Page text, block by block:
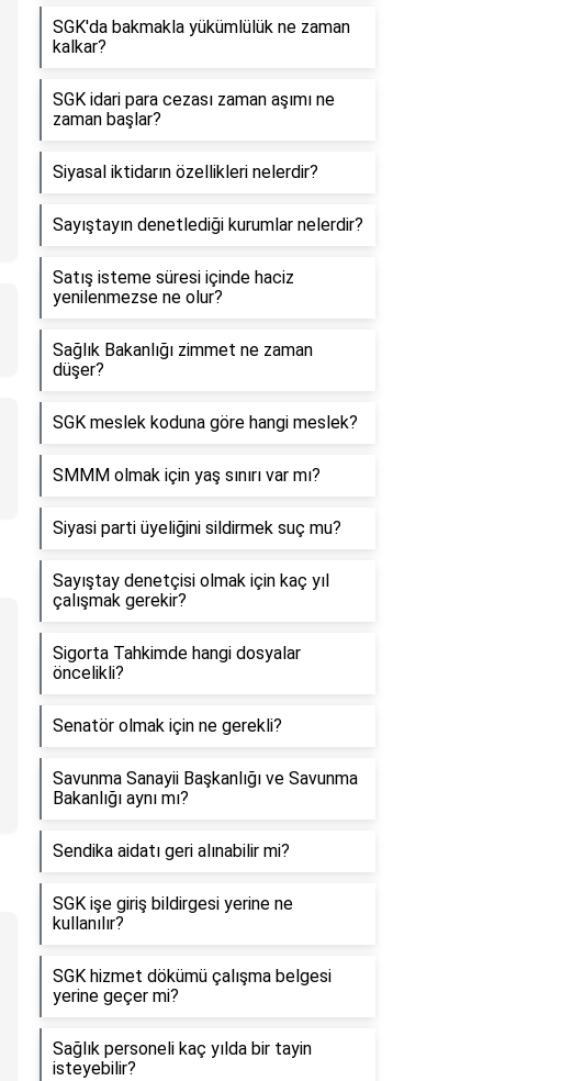
SGK'da bakmakla yükümlülük ne zaman
kalkar?
SGK idari para cezası zaman aşımı ne
zaman başlar?
Siyasal iktidarın özellikleri nelerdir?
Sayıştayın denetlediği kurumlar nelerdir?
Satış isteme süresi içinde haciz
yenilenmezse ne olur?
Sağlık Bakanlığı zimmet ne zaman
düşer?
SGK meslek koduna göre hangi meslek?
SMMM olmak için yaş sınırı var mı?
Siyasi parti üyeliğini sildirmek suç mu?
Sayıştay denetçisi olmak için kaç yıl
çalışmak gerekir?
Sigorta Tahkimde hangi dosyalar
öncelikli?
Senatör olmak için ne gerekli?
Savunma Sanayii Başkanlığı ve Savunma
Bakanlığı aynı mı?
Sendika aidatı geri alınabilir mi?
SGK işe giriş bildirgesi yerine ne
kullanılır?
SGK hizmet dökümü çalışma belgesi
yerine geçer mi?
Sağlık personeli kaç yılda bir tayin
isteyebilir?